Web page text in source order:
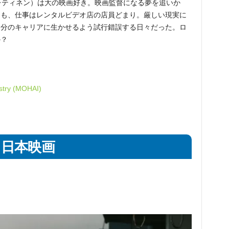
ィネン）は大の映画好き。映画監督になる夢を追いか
、仕事はレンタルビデオ店の店員どまり。厳しい現実に
のキャリアに生かせるよう試行錯誤する日々だった。ロ
(MOHAI)
日本映画